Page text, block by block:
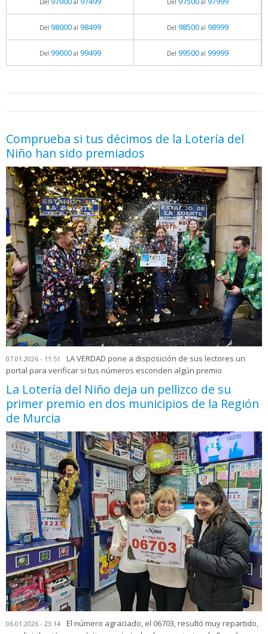
Del al Del al
Del 98000al 98499 Del 98500al 98999
Del 99000al 99499 Del 99500al 99999
Comprueba si tus décimos de la Lotería del
Niño han sido premiados
07.01.2026 - 11:51
LA VERDAD pone a disposición de sus lectores un
portal para verificar si tus números esconden algún premio
La Lotería del Niño deja un pellizco de su
primer premio en dos municipios de la Región
de Murcia
06.01.2026 - 23:14
El número agraciado, el 06703, resultó muy repartido,